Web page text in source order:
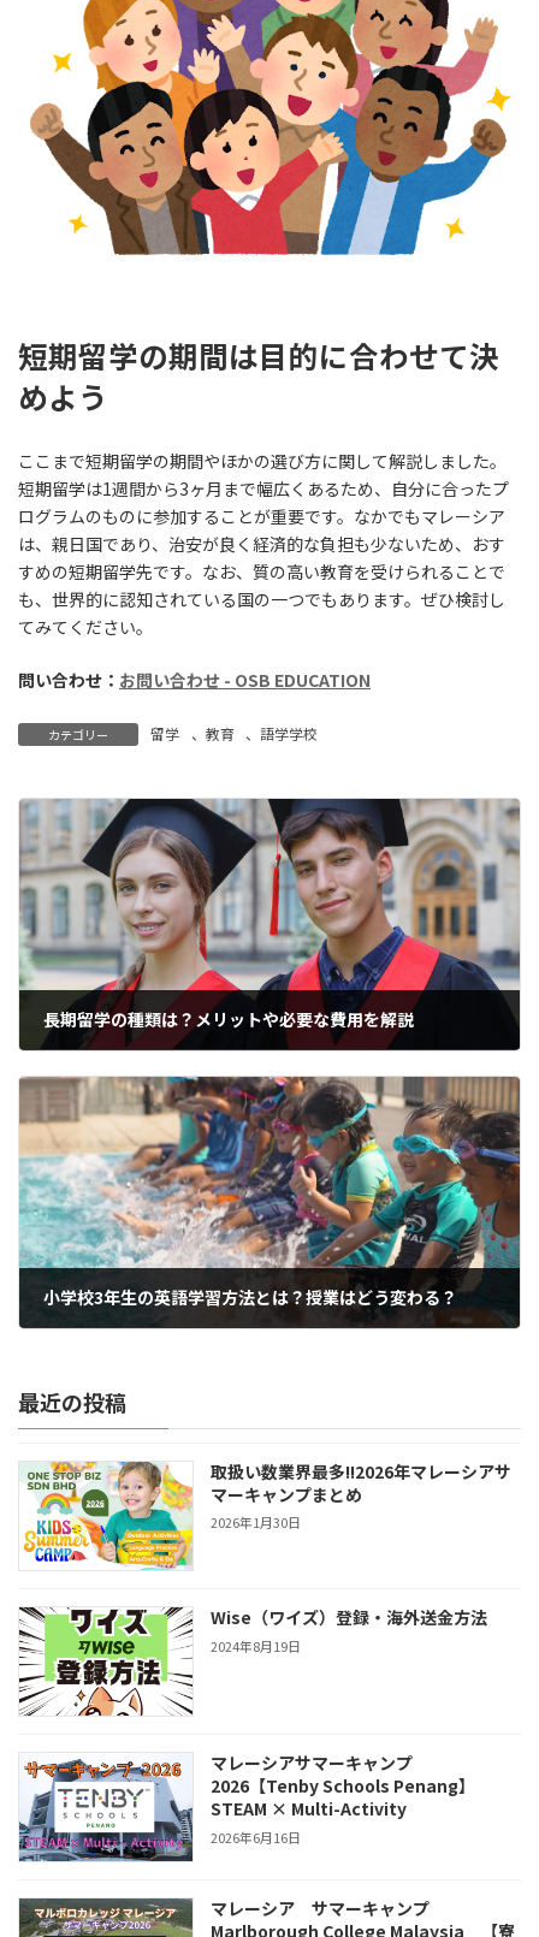
短期留学の期間は目的に合わせて決
めよう
ここまで短期留学の期間やほかの選び方に関して解説しました。
短期留学は1週間から3ヶ月まで幅広くあるため、自分に合ったプ
ログラムのものに参加することが重要です。なかでもマレーシア
は、親日国であり、治安が良く経済的な負担も少ないため、おす
すめの短期留学先です。なお、質の高い教育を受けられることで
も、世界的に認知されている国の一つでもあります。ぜひ検討し
てみてください。
問い合わせ： お問い合わせ - OSB EDUCATION
カテゴリー 留学 、 教育 、語学学校
長期留学の種類は？メリットや必要な費用を解説
小学校3年生の英語学習方法とは？授業はどう変わる？
最近の投稿
取扱い数業界最多!!2026年マレーシアサ
マーキャンプまとめ
2026年1月30日
Wise（ワイズ）登録・海外送金方法
2024年8月19日
マレーシアサマーキャンプ
2026【Tenby Schools Penang】
STEAM × Multi-Activity
2026年6月16日
マレーシア サマーキャンプ
Marlborough College Malaysia 【寮